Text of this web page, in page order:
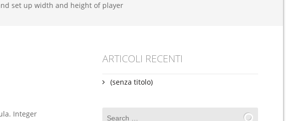
set up width and height of player
Integer
ARTICOLI RECENTI
(senza titolo)